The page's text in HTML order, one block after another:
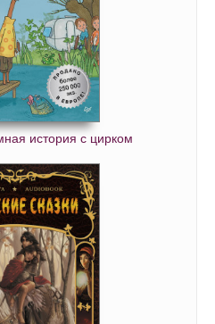
история с цирком